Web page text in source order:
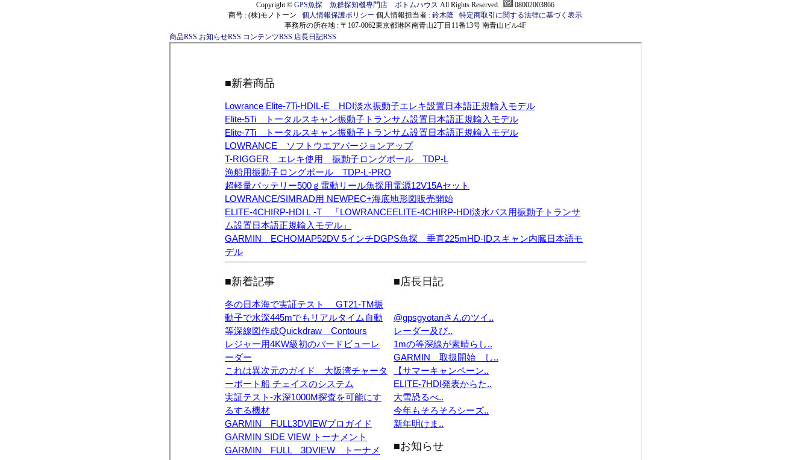
Copyright © GPS魚探 魚群探知機専門店 ボトムハウス All Rights Reserved.
08002003866
商号 : (株)モノトーン 個人情報保護ポリシー 個人情報担当者 : 鈴木隆
特定商取引に関する法律に基づく表示
事務所の所在地 : 〒107-0062東京都港区南青山2丁目11番13号 南青山ビル4F
商品RSS お知らせRSS コンテンツRSS 店長日記RSS